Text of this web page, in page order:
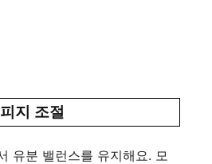
지 조절
유분 밸런스를 유지해요. 모